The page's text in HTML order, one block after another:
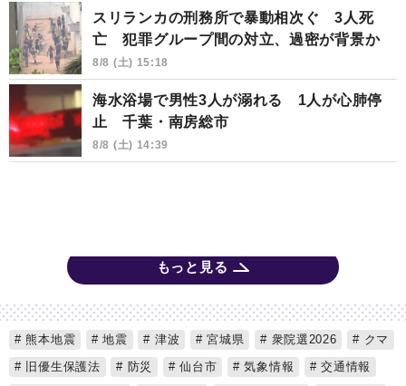
スリランカの刑務所で暴動相次ぐ 3人死
亡 犯罪グループ間の対立、過密が背景か
8/8 (土) 15:18
海水浴場で男性3人が溺れる 1人が心肺停
止 千葉・南房総市
8/8 (土) 14:39
もっと見る
熊本地震 地震 津波 宮城県 衆院選2026
クマ
旧優生保護法
防災 仙台市 気象情報
交通情報